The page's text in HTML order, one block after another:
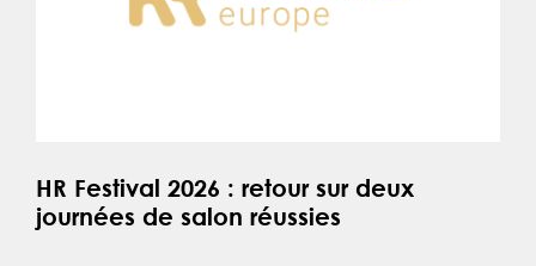
HR Festival 2026 : retour sur deux
journées de salon réussies